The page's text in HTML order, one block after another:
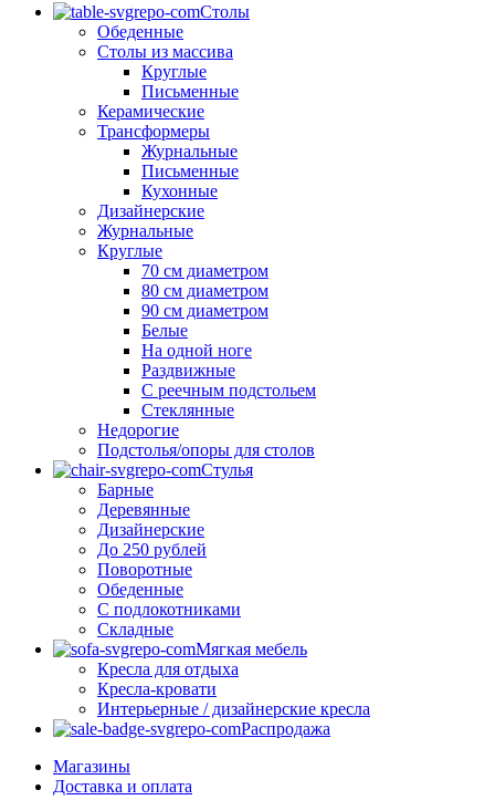
Столы
Обеденные
Столы из массива
Круглые
Письменные
Керамические
Трансформеры
Журнальные
Письменные
Кухонные
Дизайнерские
Журнальные
Круглые
70 см диаметром
80 см диаметром
90 см диаметром
Белые
На одной ноге
Раздвижные
С реечным подстольем
Стеклянные
Недорогие
Подстолья/опоры для столов
Стулья
Барные
Деревянные
Дизайнерские
До 250 рублей
Поворотные
Обеденные
С подлокотниками
Складные
Мягкая мебель
Кресла для отдыха
Кресла-кровати
Интерьерные / дизайнерские кресла
Распродажа
Магазины
Доставка и оплата